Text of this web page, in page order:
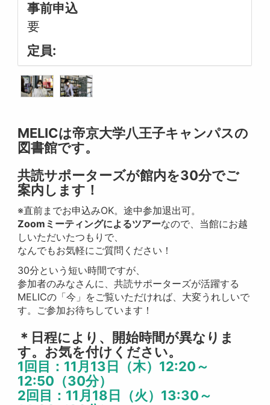
事前申込
要
定員:
MELICは帝京大学八王子キャンパスの
図書館です。
共読サポーターズが館内を30分でご
案内します！
※直前までお申込みOK。途中参加退出可。
Zoomミーティングによるツアーなので、当館にお越
しいただいたつもりで、
なんでもお気軽にご質問ください！
30分という短い時間ですが、
参加者のみなさんに、共読サポーターズが活躍する
MELICの「今」をご覧いただければ、大変うれしいで
す。ご参加お待ちしています！
＊日程により、開始時間が異なりま
す。お気を付けください。
1回目：11月13日（木）12:20～
12:50（30分）
2回目：11月18日（火）13:30～